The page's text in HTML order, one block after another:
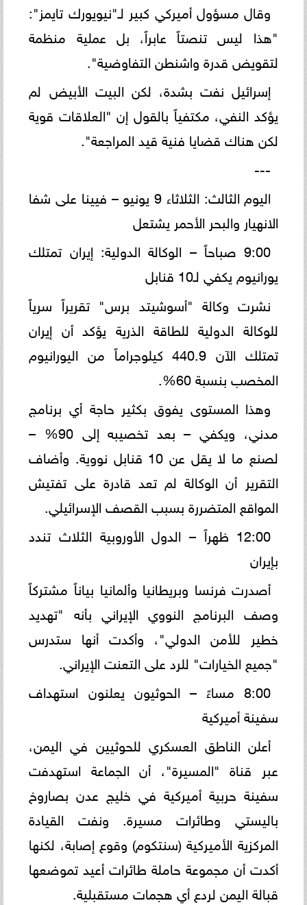
وقال مسؤول أميركي كبير لـ"نيويورك تايمز":
"هذا ليس تنصتاً عابراً، بل عملية منظمة
لتقويض قدرة واشنطن التفاوضية".
إسرائيل نفت بشدة، لكن البيت الأبيض لم
يؤكد النفي، مكتفياً بالقول إن "العلاقات قوية
لكن هناك قضايا فنية قيد المراجعة".
---
اليوم الثالث: الثلاثاء 9 يونيو – فيينا على شفا
الانهيار والبحر الأحمر يشتعل
9:00 صباحاً – الوكالة الدولية: إيران تمتلك
يورانيوم يكفي لـ10 قنابل
نشرت وكالة "أسوشيتد برس" تقريراً سرياً
للوكالة الدولية للطاقة الذرية يؤكد أن إيران
تمتلك الآن 440.9 كيلوجراماً من اليورانيوم
المخصب بنسبة 60%.
وهذا المستوى يفوق بكثير حاجة أي برنامج
مدني، ويكفي – بعد تخصيبه إلى 90% –
لصنع ما لا يقل عن 10 قنابل نووية. وأضاف
التقرير أن الوكالة لم تعد قادرة على تفتيش
المواقع المتضررة بسبب القصف الإسرائيلي.
12:00 ظهراً – الدول الأوروبية الثلاث تندد
بإيران
أصدرت فرنسا وبريطانيا وألمانيا بياناً مشتركاً
وصف البرنامج النووي الإيراني بأنه "تهديد
خطير للأمن الدولي"، وأكدت أنها ستدرس
"جميع الخيارات" للرد على التعنت الإيراني.
8:00 مساءً – الحوثيون يعلنون استهداف
سفينة أميركية
أعلن الناطق العسكري للحوثيين في اليمن،
عبر قناة "المسيرة"، أن الجماعة استهدفت
سفينة حربية أميركية في خليج عدن بصاروخ
باليستي وطائرات مسيرة. ونفت القيادة
المركزية الأميركية (سنتكوم) وقوع إصابة، لكنها
أكدت أن مجموعة حاملة طائرات أعيد تموضعها
قبالة اليمن لردع أي هجمات مستقبلية.